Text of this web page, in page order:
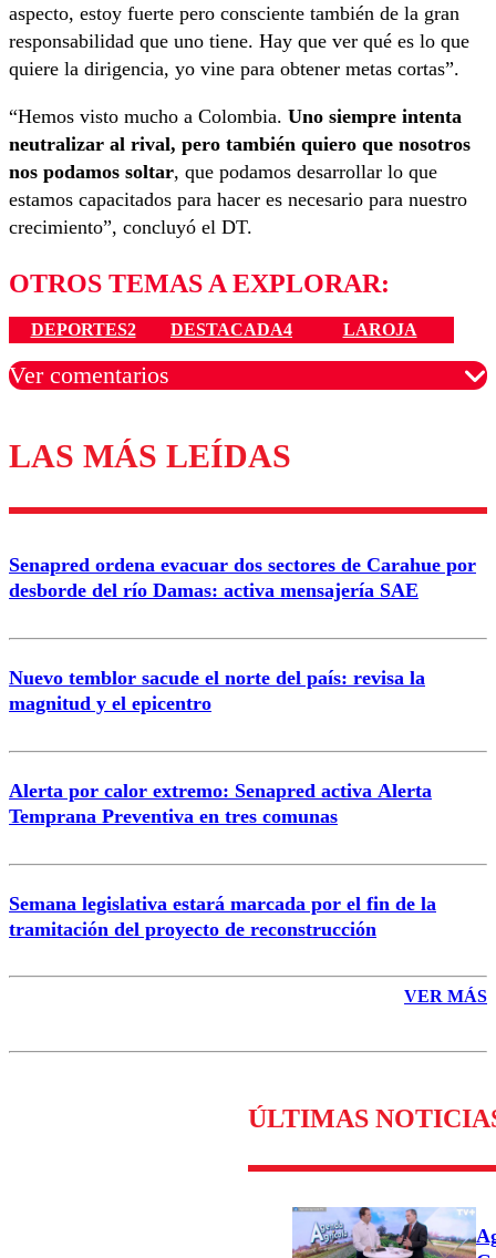
aspecto, estoy fuerte pero consciente también de la gran
responsabilidad que uno tiene. Hay que ver qué es lo que
quiere la dirigencia, yo vine para obtener metas cortas”.
“Hemos visto mucho a Colombia. Uno siempre intenta
neutralizar al rival, pero también quiero que nosotros
nos podamos soltar, que podamos desarrollar lo que
estamos capacitados para hacer es necesario para nuestro
crecimiento”, concluyó el DT.
OTROS TEMAS A EXPLORAR:
DEPORTES2 DESTACADA4 LAROJA
Ver comentarios
Los comentarios son moderados para garantizar un
diálogo respetuoso.
Correo
LAS MÁS LEÍDAS
Senapred ordena evacuar dos sectores de Carahue por
desborde del río Damas: activa mensajería SAE
Nuevo temblor sacude el norte del país: revisa la
magnitud y el epicentro
Alerta por calor extremo: Senapred activa Alerta
Temprana Preventiva en tres comunas
Semana legislativa estará marcada por el fin de la
tramitación del proyecto de reconstrucción
VER MÁS
ÚLTIMAS